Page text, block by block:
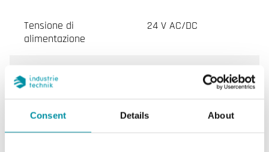
Consent Details About
Tensione di
alimentazione
24 V AC/DC
Movimento / 2.5 W -
Coppia